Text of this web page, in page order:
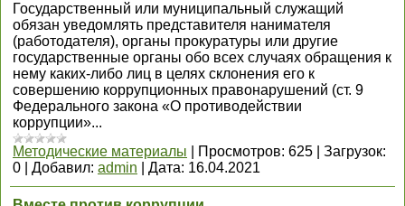
Государственный или муниципальный служащий
обязан уведомлять представителя нанимателя
(работодателя), органы прокуратуры или другие
государственные органы обо всех случаях обращения к
нему каких-либо лиц в целях склонения его к
совершению коррупционных правонарушений (ст. 9
Федерального закона «О противодействии
коррупции»...
Методические материалы
Просмотров: 625
Загрузок:
0
Добавил: admin Дата: 16.04.2021